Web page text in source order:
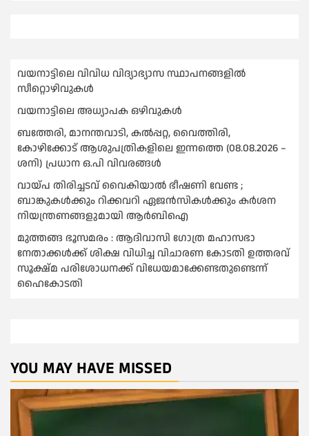
വയനാട്ടിലെ വിവിധ വിദ്യാഭ്യാസ സ്ഥാപനങ്ങളിൽ
സീറ്റൊഴിവുകൾ
വയനാട്ടിലെ അധ്യാപക ഒഴിവുകൾ
ബത്തേരി, മാനന്തവാടി, കൽപ്പറ്റ, വൈത്തിരി,
കോഴിക്കോട് ആശുപത്രികളിലെ ഇന്നത്തെ (08.08.2026 –
ശനി) പ്രധാന ഒ.പി വിവരങ്ങൾ
വായ്പ തിരിച്ചടവ് വൈകിയാല്‍ ഭീഷണി വേണ്ട ;
ബാങ്കുകള്‍ക്കും റിക്കവറി ഏജൻസികള്‍ക്കും കര്‍ശന
നിയന്ത്രണങ്ങളുമായി ആര്‍ബിഐ
മുത്തങ്ങ ഭൂസമരം : ആദിവാസി ഗോത്ര മഹാസഭാ
നേതാക്കള്‍ക്ക് ശിക്ഷ വിധിച്ച വിചാരണ കോടതി ഉത്തരവ്
സൂക്ഷ്മ പരിശോധനക്ക് വിധേയമാക്കേണ്ടതുണ്ടെന്ന്
ഹൈകോടതി
YOU MAY HAVE MISSED